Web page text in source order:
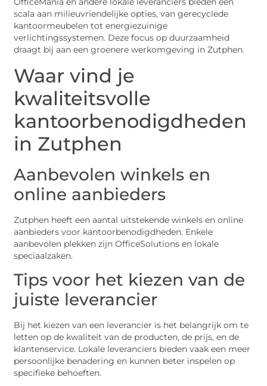
OfficeMania en andere lokale leveranciers bieden een
scala aan milieuvriendelijke opties, van gerecyclede
kantoormeubelen tot energiezuinige
verlichtingssystemen. Deze focus op duurzaamheid
draagt bij aan een groenere werkomgeving in Zutphen.
Waar vind je
kwaliteitsvolle
kantoorbenodigdheden
in Zutphen
Aanbevolen winkels en
online aanbieders
Zutphen heeft een aantal uitstekende winkels en online
aanbieders voor kantoorbenodigdheden. Enkele
aanbevolen plekken zijn OfficeSolutions en lokale
speciaalzaken.
Tips voor het kiezen van de
juiste leverancier
Bij het kiezen van een leverancier is het belangrijk om te
letten op de kwaliteit van de producten, de prijs, en de
klantenservice. Lokale leveranciers bieden vaak een meer
persoonlijke benadering en kunnen beter inspelen op
specifieke behoeften.